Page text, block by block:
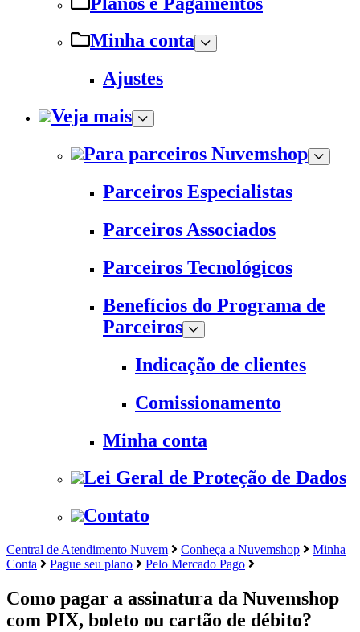
Minha conta
Ajustes
Veja mais
Para parceiros Nuvemshop
Parceiros Especialistas
Parceiros Associados
Parceiros Tecnológicos
Benefícios do Programa de
Parceiros
Indicação de clientes
Comissionamento
Minha conta
Lei Geral de Proteção de Dados
Contato
Central de Atendimento Nuvem Conheça a Nuvemshop
Minha
Conta
Pague seu plano Pelo Mercado Pago
Como pagar a assinatura da Nuvemshop
com PIX, boleto ou cartão de débito?